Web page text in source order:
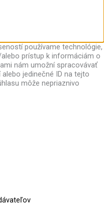
používame technológie,
prístup k informáciám o
nám umožní spracovávať
jedinečné ID na tejto
môže nepriaznivo